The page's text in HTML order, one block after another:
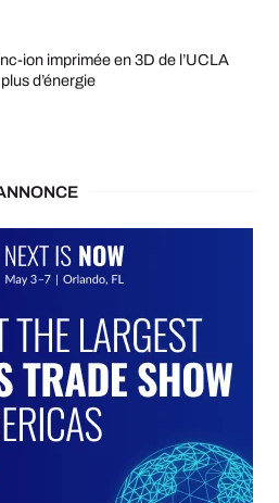
ion imprimée en 3D de l’UCLA
d’énergie